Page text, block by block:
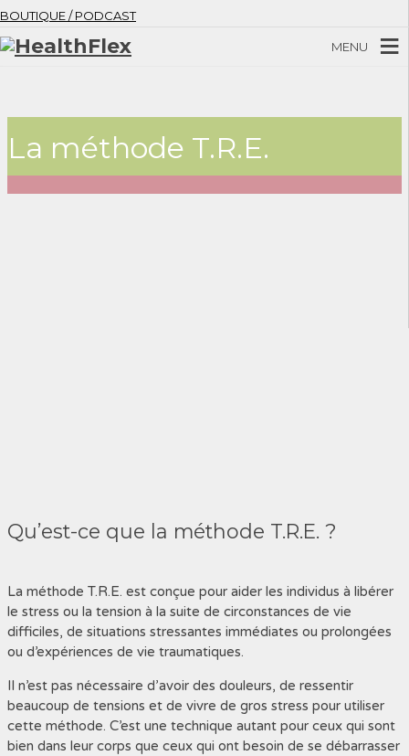
BOUTIQUE / PODCAST
MENU
La méthode T.R.E.
Qu’est-ce que la méthode T.R.E. ?
La méthode T.R.E. est conçue pour aider les individus à libérer
le stress ou la tension à la suite de circonstances de vie
difficiles, de situations stressantes immédiates ou prolongées
ou d’expériences de vie traumatiques.
Il n’est pas nécessaire d’avoir des douleurs, de ressentir
beaucoup de tensions et de vivre de gros stress pour utiliser
cette méthode. C’est une technique autant pour ceux qui sont
bien dans leur corps que ceux qui ont besoin de se débarrasser